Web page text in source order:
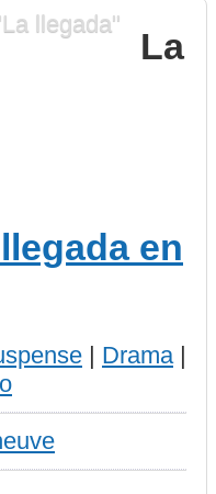
La
| Drama|